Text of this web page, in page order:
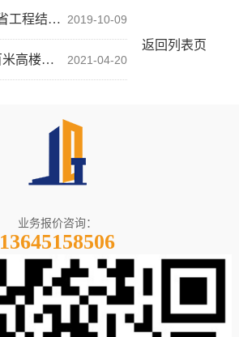
2019年江苏省工程结构鉴定与加固改造第八届学术交流会议 2019-10-09
26天、4栋百米高楼、15万㎡建筑面积， 看东南人是如何依托创新技术打赢这场“纠偏攻坚战”！ 2021-04-20
返回列表页
业务报价咨询：
13645158506